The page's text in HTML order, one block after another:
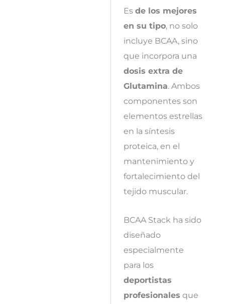
Es de los mejores
en su tipo, no solo
incluye BCAA, sino
que incorpora una
dosis extra de
Glutamina. Ambos
componentes son
elementos estrellas
en la síntesis
proteica, en el
mantenimiento y
fortalecimiento del
tejido muscular.
BCAA Stack ha sido
diseñado
especialmente
para los
deportistas
profesionales que